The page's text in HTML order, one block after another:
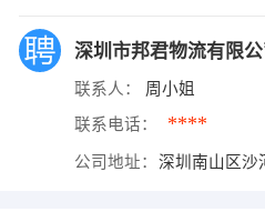
深圳市邦君物流有限公
联系人： 周小姐
联系电话： ****
公司地址： 深圳南山区沙